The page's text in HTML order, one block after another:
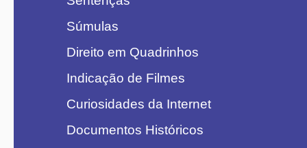
Súmulas
Direito em Quadrinhos
Indicação de Filmes
Curiosidades da Internet
Documentos Históricos